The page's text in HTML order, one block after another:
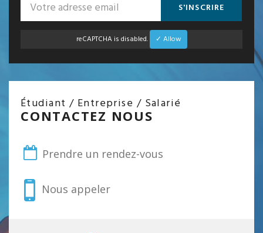
S'INSCRIRE
reCAPTCHA is disabled. ✓ Allow
Étudiant / Entreprise / Salarié
CONTACTEZ NOUS
Prendre un rendez-vous
Nous appeler